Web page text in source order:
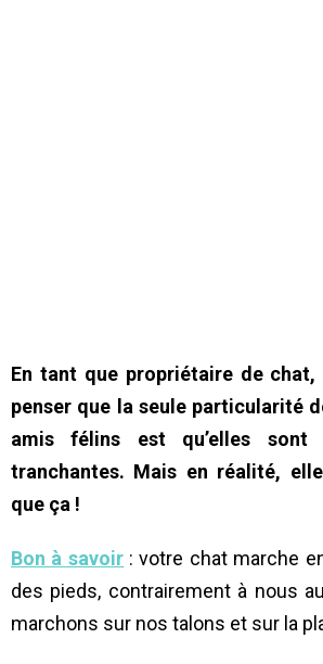
En tant que propriétaire de chat,
penser que la seule particularité
amis félins est qu’elles sont
tranchantes. Mais en réalité,
que ça !
Bon à savoir : votre chat marche
des pieds, contrairement à nous
marchons sur nos talons et sur la